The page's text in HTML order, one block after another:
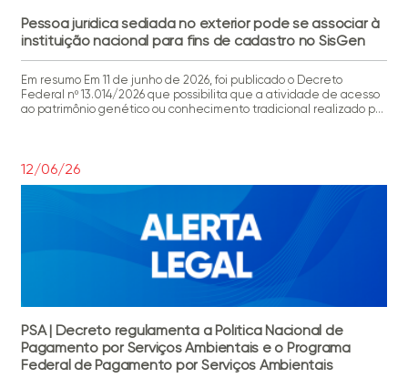
Pessoa jurídica sediada no exterior pode se associar à
instituição nacional para fins de cadastro no SisGen
Em resumo Em 11 de junho de 2026, foi publicado o Decreto
Federal nº 13.014/2026 que possibilita que a atividade de acesso
ao patrimônio genético ou conhecimento tradicional realizado por
12/06/26
PSA | Decreto regulamenta a Política Nacional de
Pagamento por Serviços Ambientais e o Programa
Federal de Pagamento por Serviços Ambientais